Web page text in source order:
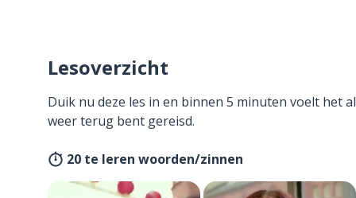
Lesoverzicht
Duik nu deze les in en binnen 5 minuten voelt het
weer terug bent gereisd.
20 te leren woorden/zinnen